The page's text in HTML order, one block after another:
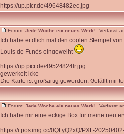
https://up.picr.de/49648482ec.jpg
Forum: Jede Woche ein neues Werk! Verfasst
Ich habe endlich mal den coolen Stempel von
Louis de Funès eingeweiht
https://up.picr.de/49524824lr.jpg
gewerkelt icke
Die Karte ist großartig geworden. Gefällt mir
Forum: Jede Woche ein neues Werk! Verfasst
Ich habe mir eine eckige Box für meine neu
https://i.postimg.cc/0QLyQ2xQ/PXL-